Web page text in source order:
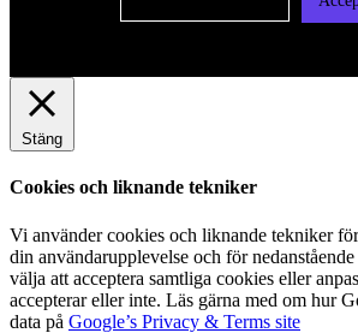
Stäng
Cookies och liknande tekniker
Vi använder cookies och liknande tekniker
din användarupplevelse och för
välja att acceptera samtliga cookies eller
accepterar eller inte. Läs gärna med om hur
data på Google’s Privacy & Terms site